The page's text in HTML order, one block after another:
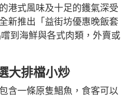
港式風味及十足的鑊氣深受
新推出「益街坊優惠晚飯套
到海鮮與各式肉類，外賣或
大排檔小炒
含一條原隻鯧魚，食客可以